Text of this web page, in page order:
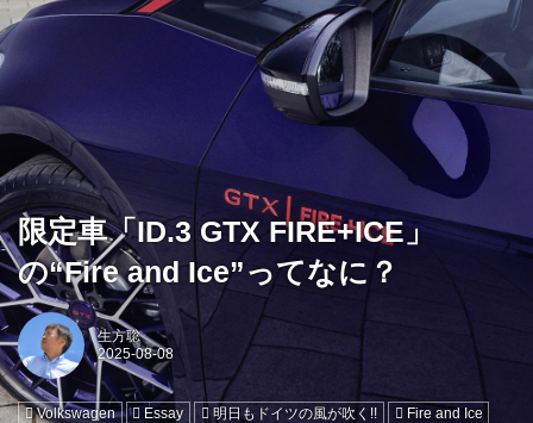
限定車「ID.3 GTX FIRE+ICE」
の“Fire and Ice”ってなに？
生方聡
Volkswagen Essay 明日もドイツの風が吹く!! Fire and Ice